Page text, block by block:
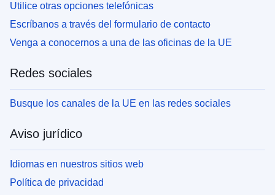
Utilice otras opciones telefónicas
Escríbanos a través del formulario de contacto
Venga a conocernos a una de las oficinas de la UE
Redes sociales
Busque los canales de la UE en las redes sociales
Aviso jurídico
Idiomas en nuestros sitios web
Política de privacidad